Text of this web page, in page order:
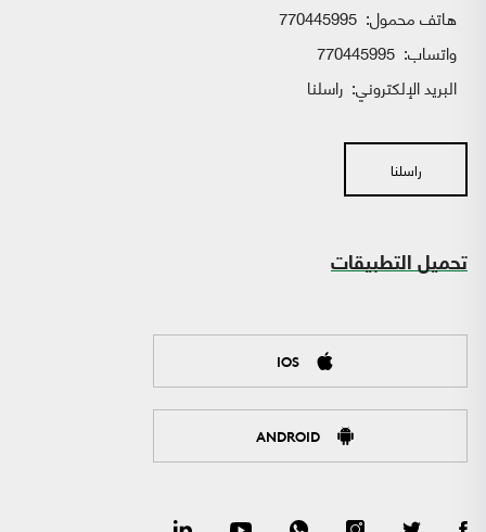
هاتف محمول: 770445995
واتساب:
البريد الإلكتروني: راسلنا
راسلنا
تحميل التطبيقات
IOS
ANDROID